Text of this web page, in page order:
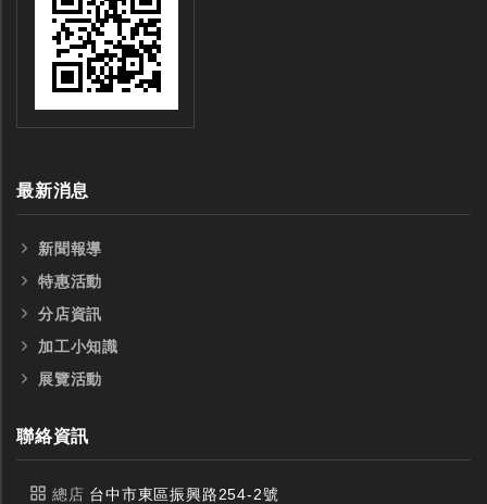
最新消息
新聞報導
特惠活動
分店資訊
加工小知識
展覽活動
聯絡資訊
總店 台中市東區振興路254-2號